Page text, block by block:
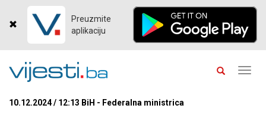
Preuzmite
aplikaciju
10.12.2024 / 12:13 BiH - Federalna ministrica